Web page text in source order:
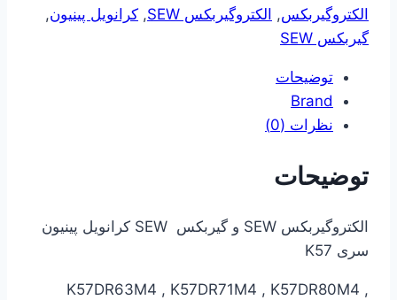
الکتروگیربکس, الکتروگیربکس SEW , کرانویل پینیون,
گیربکس SEW
توضیحات
Brand
نظرات (0)
توضیحات
الکتروگیربکس SEW و گیربکس SEW کرانویل پینیون
سری K57
K57DR63M4 , K57DR71M4 , K57DR80M4 ,